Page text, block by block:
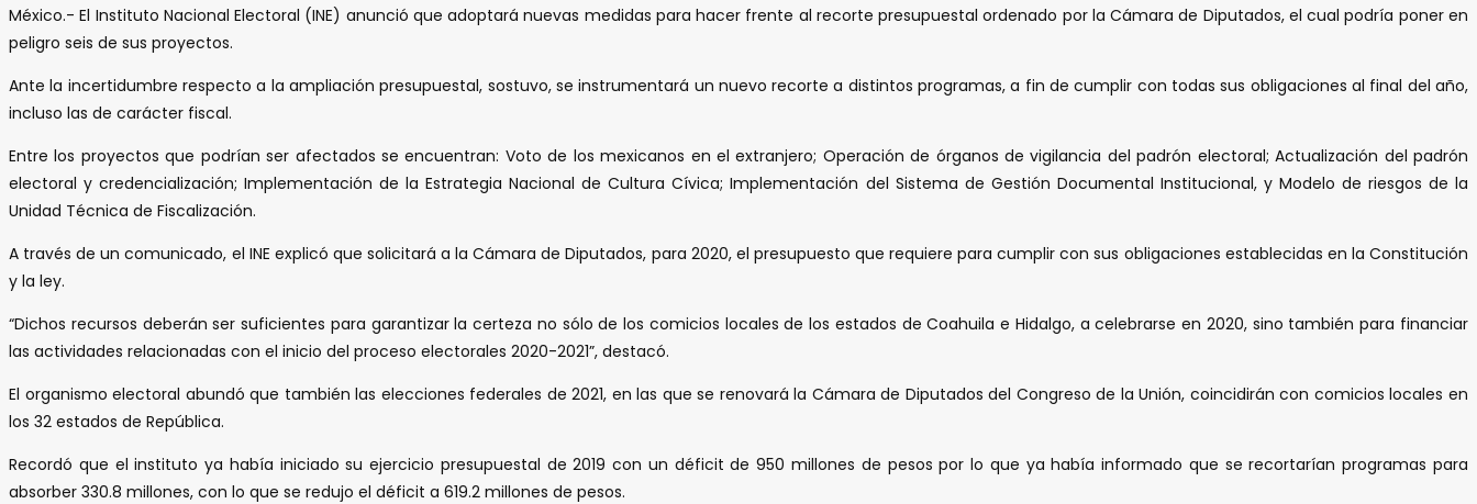
México.- El Instituto Nacional Electoral (INE) anunció que adoptará nuevas medidas para hacer frente al recorte presupuestal ordenado por la Cámara de Diputados, el cual podría poner en
peligro seis de sus proyectos.
Ante la incertidumbre respecto a la ampliación presupuestal, sostuvo, se instrumentará un nuevo recorte a distintos programas, a fin de cumplir con todas sus obligaciones al final del año,
incluso las de carácter fiscal.
Entre los proyectos que podrían ser afectados se encuentran: Voto de los mexicanos en el extranjero; Operación de órganos de vigilancia del padrón electoral; Actualización del padrón
electoral y credencialización; Implementación de la Estrategia Nacional de Cultura Cívica; Implementación del Sistema de Gestión Documental Institucional, y Modelo de riesgos de la
Unidad Técnica de Fiscalización.
A través de un comunicado, el INE explicó que solicitará a la Cámara de Diputados, para 2020, el presupuesto que requiere para cumplir con sus obligaciones establecidas en la Constitución
y la ley.
“Dichos recursos deberán ser suficientes para garantizar la certeza no sólo de los comicios locales de los estados de Coahuila e Hidalgo, a celebrarse en 2020, sino también para financiar
las actividades relacionadas con el inicio del proceso electorales 2020-2021”, destacó.
El organismo electoral abundó que también las elecciones federales de 2021, en las que se renovará la Cámara de Diputados del Congreso de la Unión, coincidirán con comicios locales en
los 32 estados de República.
Recordó que el instituto ya había iniciado su ejercicio presupuestal de 2019 con un déficit de 950 millones de pesos por lo que ya había informado que se recortarían programas para
absorber 330.8 millones, con lo que se redujo el déficit a 619.2 millones de pesos.